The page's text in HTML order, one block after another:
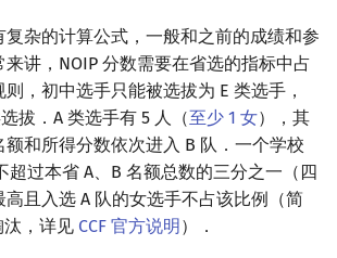
杂的计算公式，一般和之前的成绩和参
讲，NOIP 分数需要在省选的指标中占
，初中选手只能被选拔为 E 类选手，
拔．A 类选手有 5 人（至少 1 女），其
和所得分数依次进入 B 队．一个学校
超过本省 A、B 名额总数的三分之一（四
且入选 A 队的女选手不占该比例（简
，详见 CCF 官方说明）．